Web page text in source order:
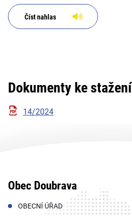
Číst nahlas
Dokumenty ke stažení
14/2024
Obec Doubrava
OBECNÍ ÚŘAD